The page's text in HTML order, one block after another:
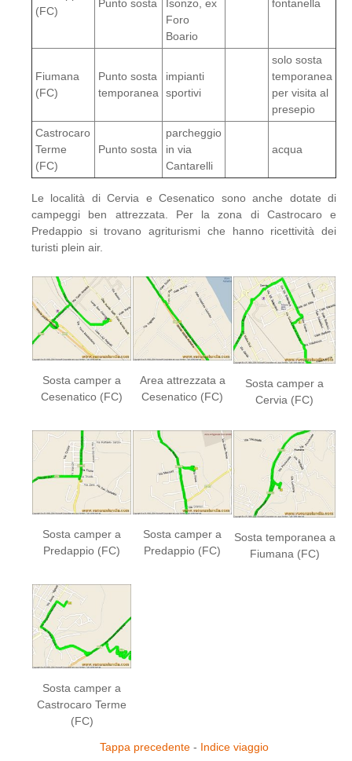
(FC)
Punto sosta
Isonzo, ex
Foro
Boario
fontanella
Fiumana
(FC)
Punto sosta
temporanea
impianti
sportivi
solo sosta
temporanea
per visita al
presepio
Castrocaro
Terme
(FC)
Punto sosta
parcheggio
in via
Cantarelli
acqua
Le località di Cervia e Cesenatico sono anche dotate di
campeggi ben attrezzata. Per la zona di Castrocaro e
Predappio si trovano agriturismi che hanno ricettività dei
turisti plein air.
Sosta camper a
Cesenatico (FC)
Area attrezzata a
Cesenatico (FC)
Sosta camper a
Cervia (FC)
Sosta camper a
Predappio (FC)
Sosta camper a
Predappio (FC)
Sosta temporanea a
Fiumana (FC)
Sosta camper a
Castrocaro Terme
(FC)
Tappa precedente- Indice viaggio